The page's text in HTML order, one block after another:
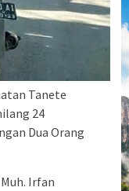
Tanete
24
Dua Orang
Irfan